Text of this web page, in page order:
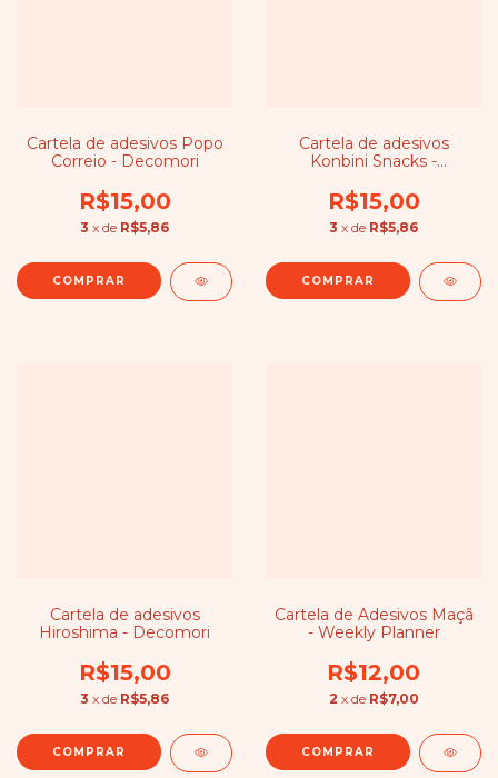
Cartela de adesivos Popo
Correio - Decomori
R$15,00
3 x de R$5,86
Cartela de adesivos
Konbini Snacks -
R$15,00
3 x de R$5,86
Cartela de adesivos
Hiroshima - Decomori
R$15,00
3 x de R$5,86
Cartela de Adesivos Maçã
- Weekly Planner
R$12,00
2 x de R$7,00